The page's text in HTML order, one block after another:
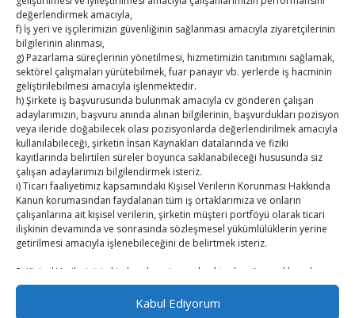
değerlendirmek amacıyla,
f) İş yeri ve işçilerimizin güvenliğinin sağlanması amacıyla ziyaretçilerinin
bilgilerinin alınması,
g) Pazarlama süreçlerinin yönetilmesi, hizmetimizin tanıtımını sağlamak,
sektörel çalışmaları yürütebilmek, fuar panayır vb. yerlerde iş hacminin
geliştirilebilmesi amacıyla işlenmektedir.
h) Şirkete iş başvurusunda bulunmak amacıyla cv gönderen çalışan
adaylarımızın, başvuru anında alınan bilgilerinin, başvurdukları pozisyon
veya ileride doğabilecek olası pozisyonlarda değerlendirilmek amacıyla
kullanılabileceği, şirketin İnsan Kaynakları datalarında ve fiziki
kayıtlarında belirtilen süreler boyunca saklanabileceği hususunda siz
çalışan adaylarımızı bilgilendirmek isteriz.
i) Ticari faaliyetimiz kapsamındaki Kişisel Verilerin Korunması Hakkında
Kanun korumasından faydalanan tüm iş ortaklarımıza ve onların
çalışanlarına ait kişisel verilerin, şirketin müşteri portföyü olarak ticari
ilişkinin devamında ve sonrasında sözleşmesel yükümlülüklerin yerine
getirilmesi amacıyla işlenebileceğini de belirtmek isteriz.
2. Kişisel Verilerinizin kimlere hangi amaçla aktarılacağını açıklamak
isteriz.
Öncelikle kişisel verileriniz Şirketimiz ile güvendedir. Bu verilerinizi 3.
Kişiler ile açık rızanız olmadan paylaşmamaktayız.
Kabul Ediyorum
TUTSO İktisadi Durum Raporu
Kahramanmaraş Ticaret ve Sanayi Odası’nın yeni
binası hizmete açıldı
Diren ailesine taziye ziyareti
Hisarcıklıoğlu, Ardahan Üniversitesi Rektörü Prof. Dr.
Emiroğlu’nu kabul etti
Hisarcıklıoğlu Muğla İl/İlçe Oda / Borsa Meclis Üyeleri
ile buluştu
Hisarcıklıoğlu Muğla Ticaret Borsası’nı ziyaret etti